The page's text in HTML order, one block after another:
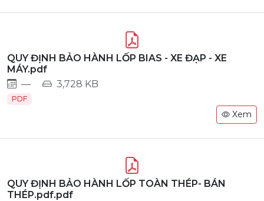
QUY ĐỊNH BẢO HÀNH LỐP BIAS - XE ĐẠP - XE
MÁY.pdf
—
3,728 KB
PDF
Xem
QUY ĐỊNH BẢO HÀNH LỐP TOÀN THÉP- BÁN
THÉP.pdf.pdf